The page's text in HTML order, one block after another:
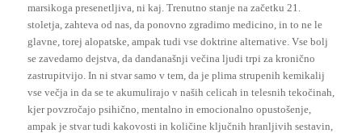
marsikoga presenetljiva, ni kaj. Trenutno stanje na začetku 21.
stoletja, zahteva od nas, da ponovno zgradimo medicino, in to ne le
glavne, torej alopatske, ampak tudi vse doktrine alternative. Vse bolj
se zavedamo dejstva, da dandanašnji večina ljudi trpi za kronično
zastrupitvijo. In ni stvar samo v tem, da je plima strupenih kemikalij
vse večja in da se te akumulirajo v naših celicah in telesnih tekočinah,
kjer povzročajo psihično, mentalno in emocionalno opustošenje,
ampak je stvar tudi kakovosti in količine ključnih hranljivih sestavin,